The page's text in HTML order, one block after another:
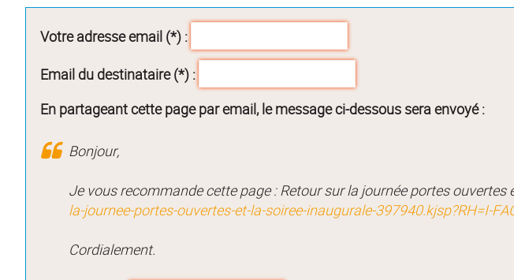
Votre adresse email (*) :
Email du destinataire (*) :
En partageant cette page par email, le message ci-dessous sera envoyé :
Bonjour,
Je vous recommande cette page : Retour sur la journée portes ouvertes
la-journee-portes-ouvertes-et-la-soiree-inaugurale-397940.kjsp?RH=I-
Cordialement.